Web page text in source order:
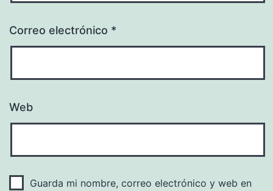
Correo electrónico *
Web
Guarda mi nombre, correo electrónico y web en